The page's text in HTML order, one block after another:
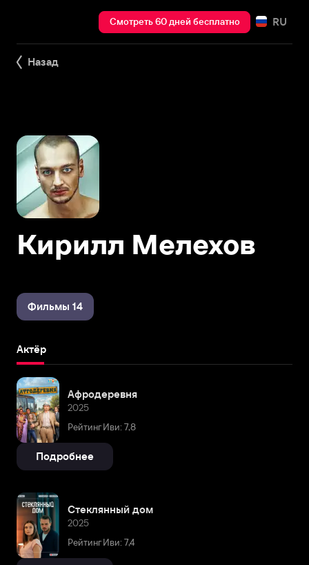
Смотреть 60 дней бесплатно RU
Назад
Кирилл Мелехов
Фильмы 14
Актёр
Афродеревня
2025
Рейтинг Иви: 7,8
Подробнее
Стеклянный дом
2025
Рейтинг Иви: 7,4